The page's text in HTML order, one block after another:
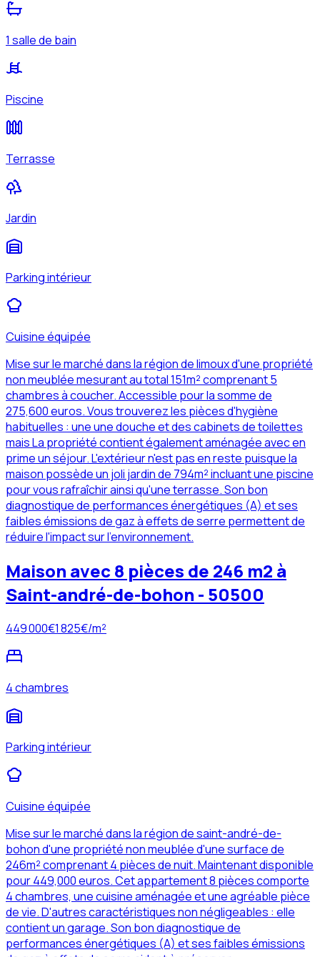
1 salle de bain
Piscine
Terrasse
Jardin
Parking intérieur
Cuisine équipée
Mise sur le marché dans la région de limoux d'une propriété
non meublée mesurant au total 151m² comprenant 5
chambres à coucher. Accessible pour la somme de
275,600 euros. Vous trouverez les pièces d'hygiène
habituelles : une une douche et des cabinets de toilettes
mais La propriété contient également aménagée avec en
prime un séjour. L'extérieur n'est pas en reste puisque la
maison possède un joli jardin de 794m² incluant une piscine
pour vous rafraîchir ainsi qu'une terrasse. Son bon
diagnostique de performances énergétiques (A) et ses
faibles émissions de gaz à effets de serre permettent de
réduire l'impact sur l'environnement.
Maison avec 8 pièces de 246 m2 à
Saint-andré-de-bohon - 50500
449 000€1 825€/m²
4 chambres
Parking intérieur
Cuisine équipée
Mise sur le marché dans la région de saint-andré-de-
bohon d'une propriété non meublée d'une surface de
246m² comprenant 4 pièces de nuit. Maintenant disponible
pour 449,000 euros. Cet appartement 8 pièces comporte
4 chambres, une cuisine aménagée et une agréable pièce
de vie. D'autres caractéristiques non négligeables : elle
contient un garage. Son bon diagnostique de
performances énergétiques (A) et ses faibles émissions